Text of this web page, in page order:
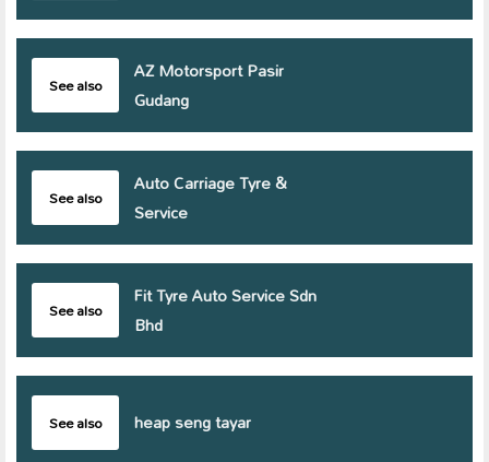
See also
AZ Motorsport Pasir
Gudang
See also
Auto Carriage Tyre &
Service
See also
Fit Tyre Auto Service Sdn
Bhd
See also heap seng tayar